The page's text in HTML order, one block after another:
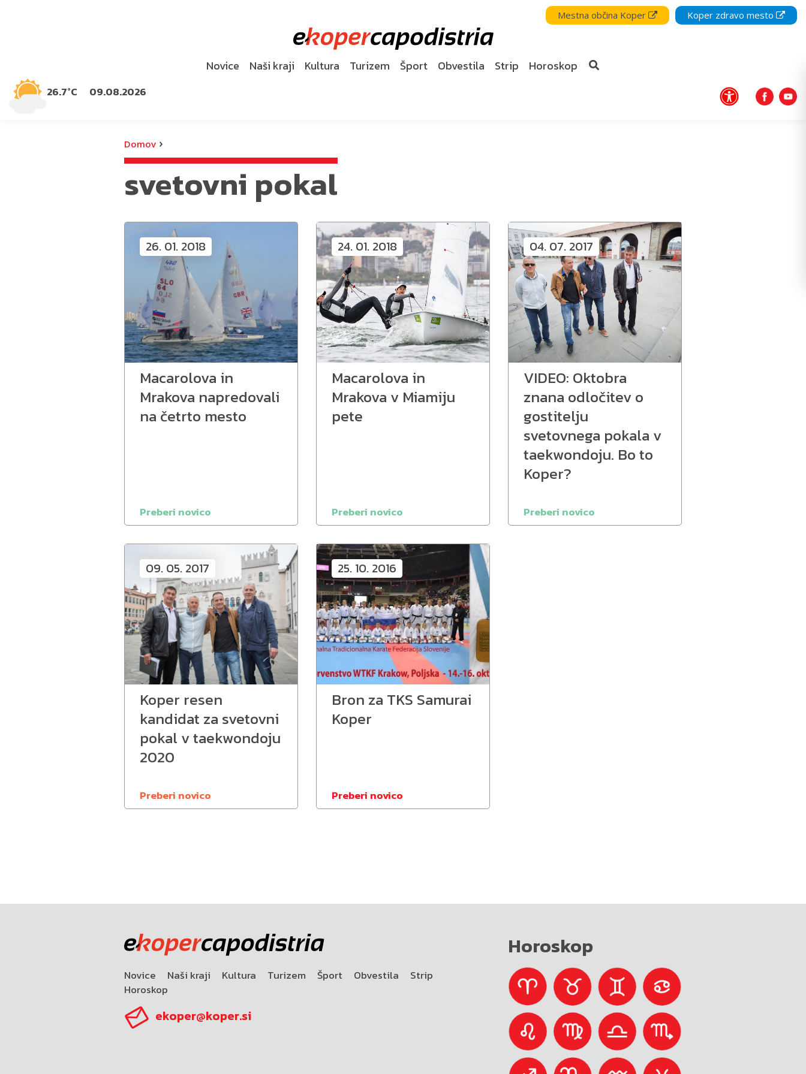
Mestna občina Koper Koper zdravo mesto
26.7°C 09.08.2026
Novice Naši kraji Kultura Turizem Šport Obvestila Strip Horoskop
Domov ›
svetovni pokal
26. 01. 2018
Macarolova in
Mrakova napredovali
na četrto mesto
Preberi novico
24. 01. 2018
Macarolova in
Mrakova v Miamiju
pete
Preberi novico
04. 07. 2017
VIDEO: Oktobra
znana odločitev o
gostitelju
svetovnega pokala v
taekwondoju. Bo to
Koper?
Preberi novico
09. 05. 2017
Koper resen
kandidat za svetovni
pokal v taekwondoju
2020
Preberi novico
25. 10. 2016
Bron za TKS Samurai
Koper
Preberi novico
Novice Naši kraji Kultura Turizem Šport Obvestila
Strip
Horoskop
ekoper@koper.si
Horoskop